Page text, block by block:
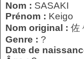
Nom : SASAKI
Prénom : Keigo
Nom original : 佐
Genre : ?
Date de